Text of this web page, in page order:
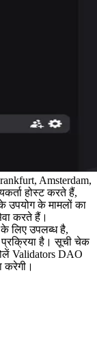
Amsterdam,
होस्ट करते हैं,
उपयोग के मामलों का
करते हैं।
लिए उपलब्ध है,
है। सूची चेक
Validators DAO
करेगी।